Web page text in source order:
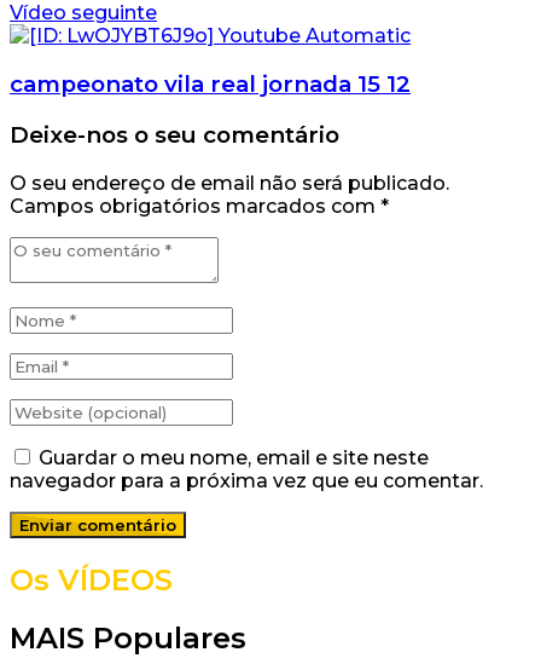
Vídeo seguinte
campeonato vila real jornada 15 12
Deixe-nos o seu comentário
O seu endereço de email não será publicado.
Campos obrigatórios marcados com *
Guardar o meu nome, email e site neste
navegador para a próxima vez que eu comentar.
Os VÍDEOS
MAIS Populares